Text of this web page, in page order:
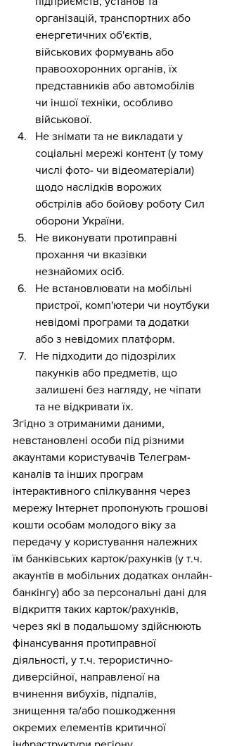
організацій, транспортних або
енергетичних об'єктів,
військових формувань або
правоохоронних органів, їх
представників або автомобілів
чи іншої техніки, особливо
військової.
Не знімати та не викладати у
соціальні мережі контент (у тому
числі фото- чи відеоматеріали)
щодо наслідків ворожих
обстрілів або бойову роботу Сил
оборони України.
Не виконувати протиправні
прохання чи вказівки
незнайомих осіб.
Не встановлювати на мобільні
пристрої, комп'ютери чи ноутбуки
невідомі програми та додатки
або з невідомих платформ.
Не підходити до підозрілих
пакунків або предметів, що
залишені без нагляду, не чіпати
та не відкривати їх.
Згідно з отриманими даними,
невстановлені особи під різними
акаунтами користувачів Телеграм-
каналів та інших програм
інтерактивного спілкування через
мережу Інтернет пропонують грошові
кошти особам молодого віку за
передачу у користування належних
їм банківських карток/рахунків (у т.ч.
акаунтів в мобільних додатках онлайн-
банкінгу) або за персональні дані для
відкриття таких карток/рахунків,
через які в подальшому здійснюють
фінансування протиправної
діяльності, у т.ч. терористично-
диверсійної, направленої на
вчинення вибухів, підпалів,
знищення та/або пошкодження
окремих елементів критичної